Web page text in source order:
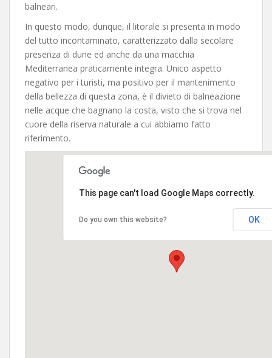
balneari.
In questo modo, dunque, il litorale si presenta in modo
del tutto incontaminato, caratterizzato dalla secolare
presenza di dune ed anche da una macchia
Mediterranea praticamente integra. Unico aspetto
negativo per i turisti, ma positivo per il mantenimento
della bellezza di questa zona, è il divieto di balneazione
nelle acque che bagnano la costa, visto che si trova nel
cuore della riserva naturale a cui abbiamo fatto
riferimento.
This page can't load Google Maps correctly.
Do you own this website? OK